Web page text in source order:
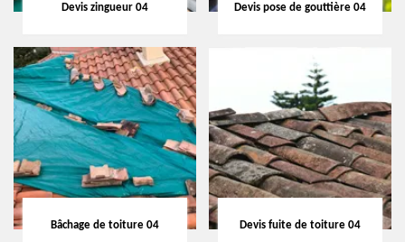
Devis zingueur 04 Devis pose de gouttière 04
Bâchage de toiture 04 Devis fuite de toiture 04